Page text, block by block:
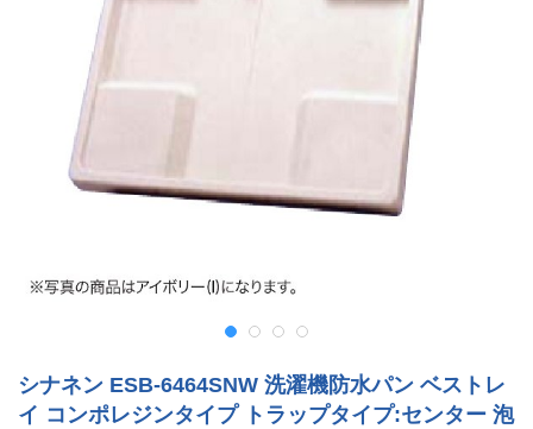
シナネン ESB-6464SNW 洗濯機防水パン ベストレ
イ コンポレジンタイプ トラップタイプ:センター 泡